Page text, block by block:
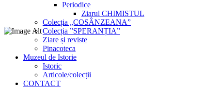
Periodice
Ziarul CHIMISTUL
Colecția „COSÂNZEANA”
Colecția ”SPERANȚIA”
Ziare și reviste
Pinacoteca
Muzeul de Istorie
Istoric
Articole/colecții
CONTACT